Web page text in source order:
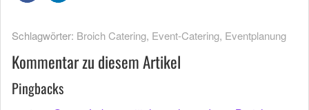
Schlagwörter: Broich Catering, Event-Catering, Eventplanung
Kommentar zu diesem Artikel
Pingbacks